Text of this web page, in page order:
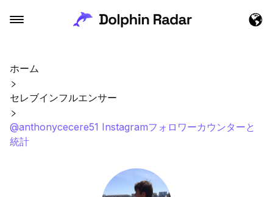
ホーム
セレブインフルエンサー
@anthonycecere51 Instagramフォロワーカウンターと
統計